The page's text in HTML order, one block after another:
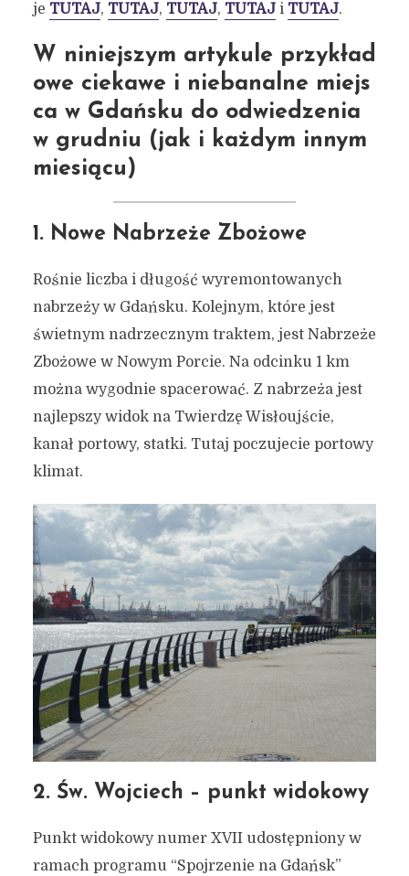
je TUTAJ, TUTAJ, TUTAJ, TUTAJi TUTAJ.
W niniejszym artykule przykład
owe ciekawe i niebanalne miejs
ca w Gdańsku do odwiedzenia
w grudniu (jak i każdym innym
miesiącu)
1. Nowe Nabrzeże Zbożowe
Rośnie liczba i długość wyremontowanych
nabrzeży w Gdańsku. Kolejnym, które jest
świetnym nadrzecznym traktem, jest Nabrzeże
Zbożowe w Nowym Porcie. Na odcinku 1 km
można wygodnie spacerować. Z nabrzeża jest
najlepszy widok na Twierdzę Wisłoujście,
kanał portowy, statki. Tutaj poczujecie portowy
klimat.
2. Św. Wojciech – punkt widokowy
Punkt widokowy numer XVII udostępniony w
ramach programu “Spojrzenie na Gdańsk”